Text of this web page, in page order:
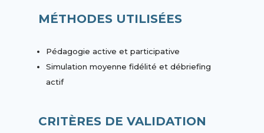
MÉTHODES UTILISÉES
Pédagogie active et participative
Simulation moyenne fidélité et débriefing
actif
CRITÈRES DE VALIDATION